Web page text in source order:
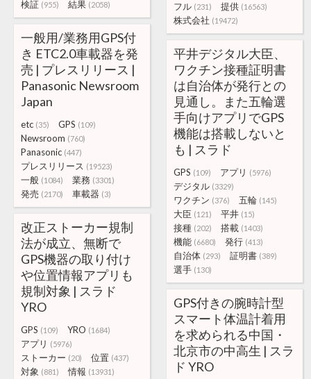
フル (231) 提供 (16563)
株式会社 (19472)
検証 (955) 結果 (2058)
一般用/業務用GPS付
き ETC2.0車載器を発
売 | プレスリリース |
Panasonic Newsroom
Japan
etc (35) GPS (109)
Newsroom (760)
Panasonic (447)
プレスリリース (19523)
一般 (1084) 業務 (3301)
発売 (2170) 車載器 (3)
平井デジタル大臣、
ワクチン接種証明書
は自治体が発行との
見通し。また五輪選
手向けアプリでGPS
機能は搭載しないと
も | スラド
GPS (109) アプリ (5976)
デジタル (3329)
ワクチン (376) 五輪 (145)
大臣 (121) 平井 (15)
接種 (202) 搭載 (1403)
機能 (6680) 発行 (413)
自治体 (293) 証明書 (389)
選手 (130)
改正ストーカー規制
法が成立、無断で
GPS機器の取り付け
や位置情報アプリも
規制対象 | スラド
YRO
GPS (109) YRO (1684)
アプリ (5976)
ストーカー (20) 位置 (437)
対象 (881) 情報 (13931)
GPS付きの腕時計型
スマート体温計着用
を求められる中国・
北京市の中高生 | スラ
ド YRO